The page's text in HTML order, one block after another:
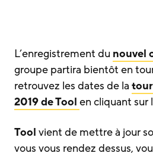
L’enregistrement du nouvel
groupe partira bientôt en
retrouvez les dates de la
2019deTool en cliquant sur
Tool vient de mettre à jour
vous vous rendez dessus,